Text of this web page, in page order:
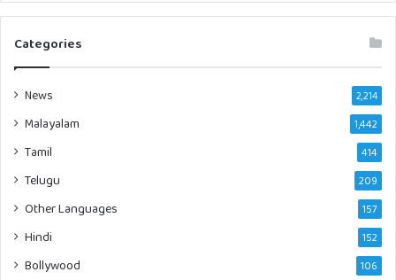
Categories
News 2,214
Malayalam 1,442
Tamil 414
Telugu 209
Other Languages 157
Hindi 152
Bollywood 106